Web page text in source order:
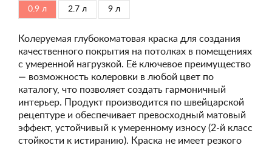
0.9 л 2.7 л 9 л
Колеруемая глубокоматовая краска для создания
качественного покрытия на потолках в помещениях
с умеренной нагрузкой. Её ключевое преимущество
— возможность колеровки в любой цвет по
каталогу, что позволяет создать гармоничный
интерьер. Продукт производится по швейцарской
рецептуре и обеспечивает превосходный матовый
эффект, устойчивый к умеренному износу (2-й класс
стойкости к истиранию). Краска не имеет резкого